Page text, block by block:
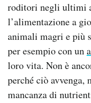
roditori negli ultimi
l’alimentazione a
animali magri e più
per esempio con un
loro vita. Non è
perché ciò avvenga,
mancanza di